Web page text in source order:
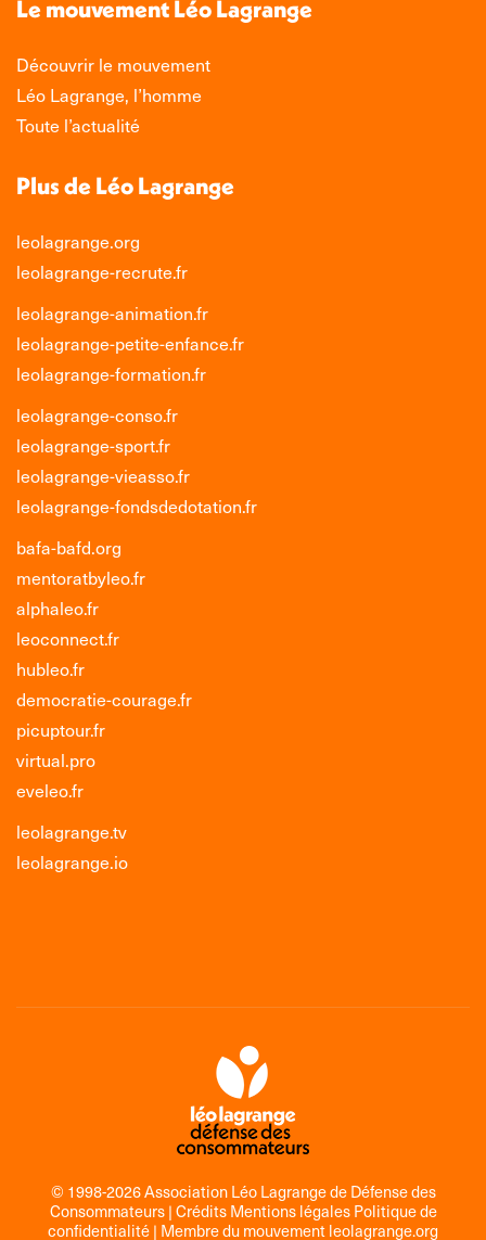
fenêtrefenêtrefenêtrefenêtre
Le mouvement Léo Lagrange
Découvrir le mouvement
Léo Lagrange, l’homme
Toute l’actualité
Plus de Léo Lagrange
leolagrange.org
leolagrange-recrute.fr
leolagrange-animation.fr
leolagrange-petite-enfance.fr
leolagrange-formation.fr
leolagrange-conso.fr
leolagrange-sport.fr
leolagrange-vieasso.fr
leolagrange-fondsdedotation.fr
bafa-bafd.org
mentoratbyleo.fr
alphaleo.fr
leoconnect.fr
hubleo.fr
democratie-courage.fr
picuptour.fr
virtual.pro
eveleo.fr
leolagrange.tv
leolagrange.io
© 1998-2026 Association Léo Lagrange de Défense des
Consommateurs |Crédits Mentions légales Politique de
confidentialité| Membre du mouvementleolagrange.org